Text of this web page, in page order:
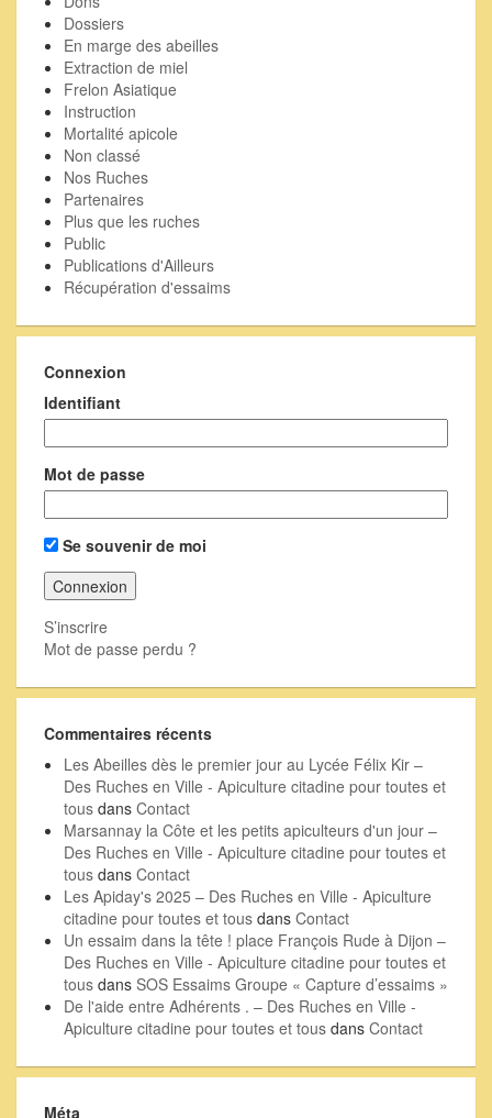
Dossiers
En marge des abeilles
Extraction de miel
Frelon Asiatique
Instruction
Mortalité apicole
Non classé
Nos Ruches
Partenaires
Plus que les ruches
Public
Publications d'Ailleurs
Récupération d'essaims
Connexion
Identifiant
Mot de passe
Se souvenir de moi
S’inscrire
Mot de passe perdu ?
Commentaires récents
Les Abeilles dès le premier jour au Lycée Félix Kir –
Des Ruches en Ville - Apiculture citadine pour toutes et
tous dans Contact
Marsannay la Côte et les petits apiculteurs d'un jour –
Des Ruches en Ville - Apiculture citadine pour toutes et
tous dans Contact
Les Apiday's 2025 – Des Ruches en Ville - Apiculture
citadine pour toutes et tous dans Contact
Un essaim dans la tête ! place François Rude à Dijon –
Des Ruches en Ville - Apiculture citadine pour toutes et
tous dans SOS Essaims Groupe « Capture d’essaims »
De l'aide entre Adhérents . – Des Ruches en Ville -
Apiculture citadine pour toutes et tous dans Contact
Méta